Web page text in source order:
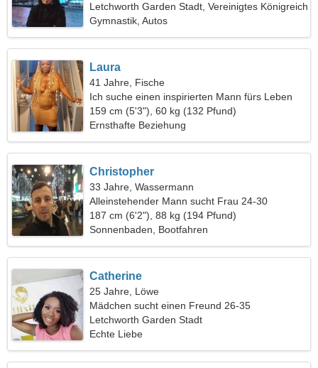
Letchworth Garden Stadt, Vereinigtes Königreich
Gymnastik, Autos
Laura
41 Jahre, Fische
Ich suche einen inspirierten Mann fürs Leben
159 cm (5'3"), 60 kg (132 Pfund)
Ernsthafte Beziehung
Christopher
33 Jahre, Wassermann
Alleinstehender Mann sucht Frau 24-30
187 cm (6'2"), 88 kg (194 Pfund)
Sonnenbaden, Bootfahren
Catherine
25 Jahre, Löwe
Mädchen sucht einen Freund 26-35
Letchworth Garden Stadt
Echte Liebe